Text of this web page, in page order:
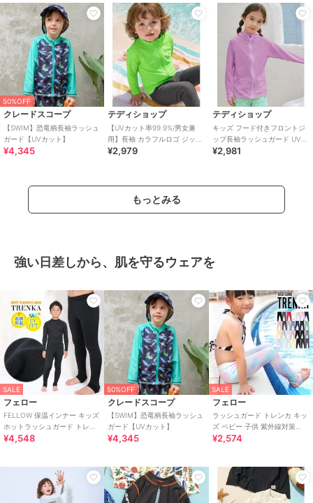
50%OFF
クレードスコープ
【SWIM】恐竜柄長袖ラッシュ
ガード【UVカット】
¥4,345
テディショップ
【UVカット率99.9%/男女兼
用】長袖 カラフルロゴ ジップ
アップ ラッシュガードトップ
¥2,979
テディショップ
キッズ フード付きフロントジ
ップ長袖ラッシュガード UVパ
ーカー
¥2,981
もっとみる
強い日差しから、肌を守るウェアを
SALE
フェロー
FELLOW 保温インナー キッズ
ホットラッシュガード トレン
カ UPF50+ 保温 裏起毛 速乾
¥4,548
50%OFF
クレードスコープ
【SWIM】恐竜柄長袖ラッシュ
ガード【UVカット】
¥4,345
SALE
フェロー
ラッシュガード トレンカ キッ
ズ ベビー 子供 紫外線対策
UPF50+ 速乾 UV98％カット
¥2,574